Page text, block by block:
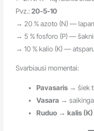
Pvz.:20-5-10
→ 20 % azoto (N) —
→ 5 % fosforo (P) —
→ 10 % kalio (K) —
Svarbiausi momentai:
Pavasaris → šiek
Vasara →
Ruduo →kalis (K)